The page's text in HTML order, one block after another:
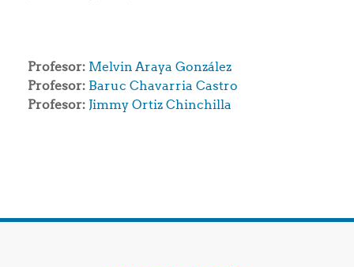
Profesor: Melvin Araya González
Profesor: Baruc Chavarria Castro
Profesor: Jimmy Ortiz Chinchilla